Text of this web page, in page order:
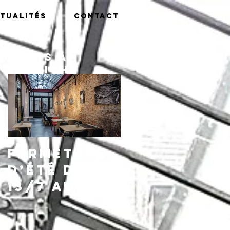
Contact
Posts à
l'affiche
Fermeture
d’été du
13/7 au
16/8,
réouvertu